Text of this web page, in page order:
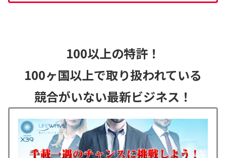
100以上の特許！
100ヶ国以上で取り扱われている
競合がいない最新ビジネス！